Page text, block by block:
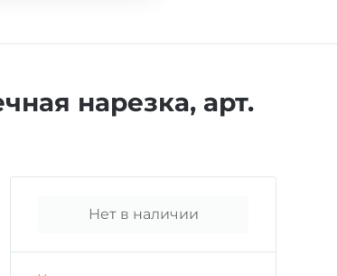
нарезка, арт.
Нет в наличии